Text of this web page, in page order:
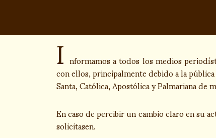
I nformamos a todos los medios
con ellos, principalmente debido a la
Santa, Católica, Apostólica y Palmariana de
En caso de percibir un cambio claro en su
solicitasen.